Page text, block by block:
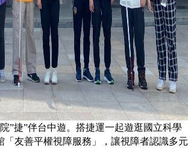
”捷”伴台中遊。搭捷運一起遊逛國立科學
「友善平權視障服務」，讓視障者認識多元